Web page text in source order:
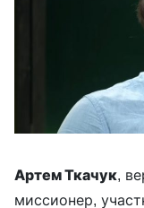
Артем Ткачук,
миссионер,